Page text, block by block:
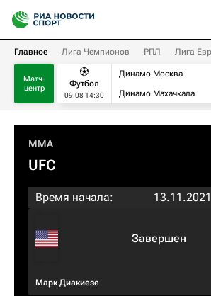
Главное Лига Чемпионов РПЛ Лига
Матч-
центр
Футбол
09.08 14:30
Динамо Москва
Динамо Махачкала
MMA
UFC
Время начала:
Марк Диакиезе
Завершен